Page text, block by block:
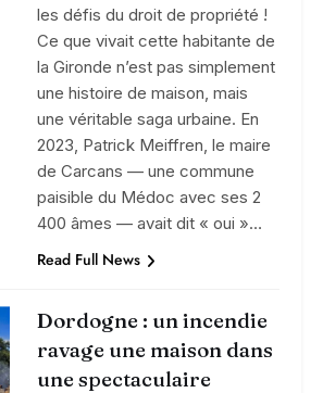
les défis du droit de propriété !
Ce que vivait cette habitante de
la Gironde n’est pas simplement
une histoire de maison, mais
une véritable saga urbaine. En
2023, Patrick Meiffren, le maire
de Carcans — une commune
paisible du Médoc avec ses 2
400 âmes — avait dit « oui »…
Read Full News
Dordogne : un incendie
ravage une maison dans
une spectaculaire